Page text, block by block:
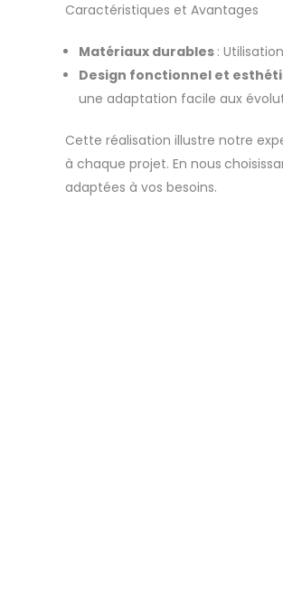
Caractéristiques et Avantages
Matériaux durables :
Design fonctionnel et
une adaptation facile aux
Cette réalisation illustre notre
à chaque projet. En nous
adaptées à vos besoins.